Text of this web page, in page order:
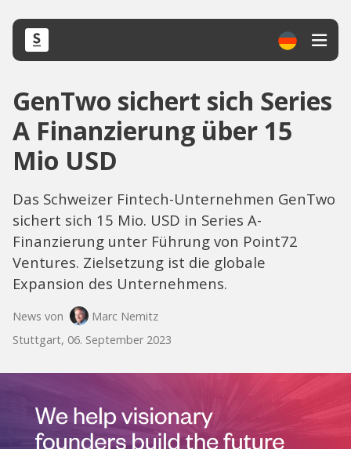
GenTwo sichert sich Series
A Finanzierung über 15
Mio USD
Das Schweizer Fintech-Unternehmen GenTwo
sichert sich 15 Mio. USD in Series A-
Finanzierung unter Führung von Point72
Ventures. Zielsetzung ist die globale
Expansion des Unternehmens.
News von
Marc Nemitz
Stuttgart, 06. September 2023